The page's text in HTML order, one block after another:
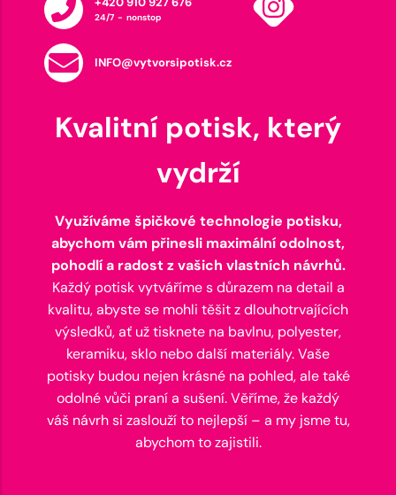
24/7 - nonstop
INFO@vytvorsipotisk.cz
Kvalitní potisk, který
vydrží
Využíváme špičkové technologie potisku,
abychom vám přinesli maximální odolnost,
pohodlí a radost z vašich vlastních návrhů.
Každý potisk vytváříme s důrazem na detail a
kvalitu, abyste se mohli těšit z dlouhotrvajících
výsledků, ať už tisknete na bavlnu, polyester,
keramiku, sklo nebo další materiály. Vaše
potisky budou nejen krásné na pohled, ale také
odolné vůči praní a sušení. Věříme, že každý
váš návrh si zaslouží to nejlepší – a my jsme tu,
abychom to zajistili.